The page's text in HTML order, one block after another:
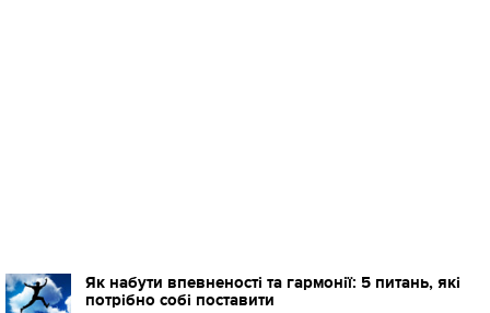
Як набути впевненості та гармонії: 5 питань, які
потрібно собі поставити